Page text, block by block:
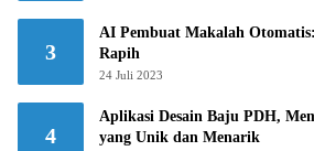
3
AI Pembuat Makalah
Rapih
24 Juli 2023
4
Aplikasi Desain Baju PDH,
yang Unik dan Menarik